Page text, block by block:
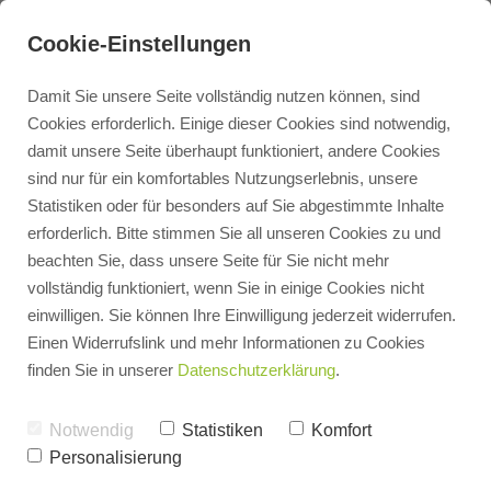
Kontakt
Terminbuchung
Heizungsangebot
PV Rechner
Smartes
Cookie-Einstellungen
Damit Sie unsere Seite vollständig nutzen können, sind
Cookies erforderlich. Einige dieser Cookies sind notwendig,
damit unsere Seite überhaupt funktioniert, andere Cookies
sind nur für ein komfortables Nutzungserlebnis, unsere
Statistiken oder für besonders auf Sie abgestimmte Inhalte
erforderlich. Bitte stimmen Sie all unseren Cookies zu und
beachten Sie, dass unsere Seite für Sie nicht mehr
vollständig funktioniert, wenn Sie in einige Cookies nicht
einwilligen. Sie können Ihre Einwilligung jederzeit widerrufen.
Einen Widerrufslink und mehr Informationen zu Cookies
finden Sie in unserer Datenschutzerklärung.
Notwendig Statistiken
Komfort
Personalisierung